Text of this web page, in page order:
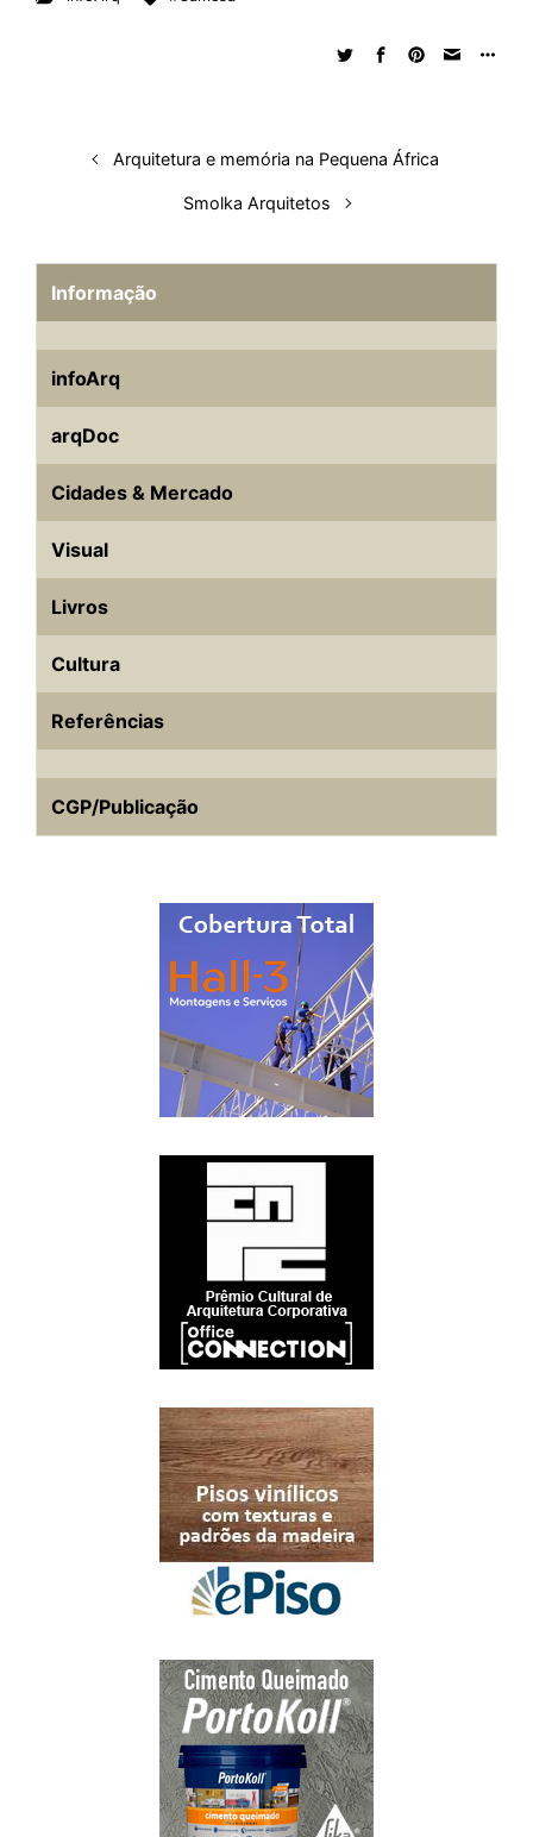
Arquitetura e memória na Pequena África
Smolka Arquitetos
Informação
infoArq
arqDoc
Cidades & Mercado
Visual
Livros
Cultura
Referências
CGP/Publicação